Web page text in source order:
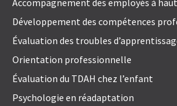
Accompagnement des employés à
Développement des compétences
Évaluation des troubles
Orientation professionnelle
Évaluation du TDAH chez l’enfant
Psychologie en réadaptation